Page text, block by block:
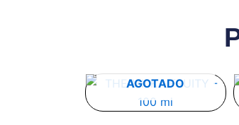
AGOTADO
Este
producto